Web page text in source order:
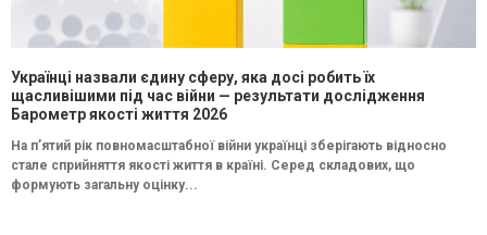
Українці назвали єдину сферу, яка досі робить їх
щасливішими під час війни — результати дослідження
Барометр якості життя 2026
На п’ятий рік повномасштабної війни українці зберігають відносно
стале сприйняття якості життя в країні. Серед складових, що
формують загальну оцінку...